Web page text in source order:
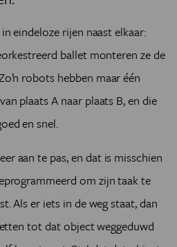
eindeloze rijen naast elkaar:
ballet monteren ze de
robots hebben maar één
plaats A naar plaats B, en die
en snel.
aan te pas, en dat is misschien
om zijn taak te
Als er iets in de weg staat, dan
tot dat object weggeduwd